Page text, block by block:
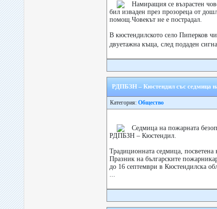
Намиращия се възрастен
бил изваден през прозореца от
помощ.Човекът не е пострадал.
В кюстендилското село Пиперков
двуетажна къща, след подаден
РДПБЗН – Кюстендил със седмица
Категория: Общество
Седмица на пожарната
РДПБЗН – Кюстендил.
Традиционната седмица,
Празник на българските
до 16 септември в Кюстендилска
...